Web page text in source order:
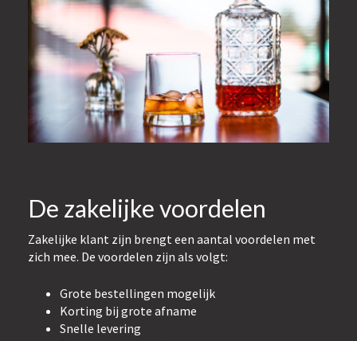
De zakelijke voordelen
Zakelijke klant zijn brengt een aantal voordelen met
zich mee. De voordelen zijn als volgt:
Grote bestellingen mogelijk
Korting bij grote afname
Snelle levering